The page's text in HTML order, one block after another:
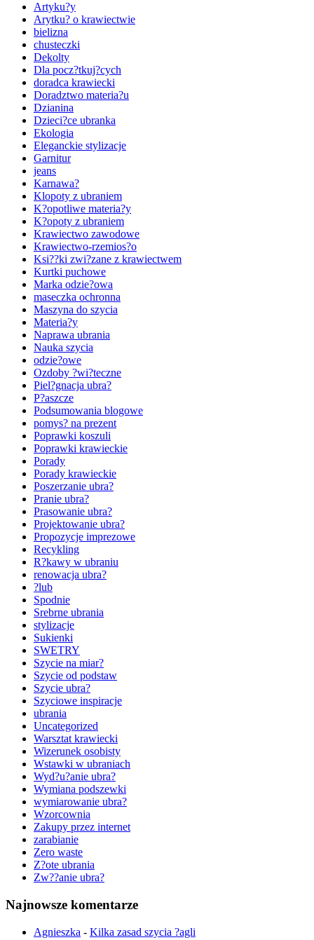
Artyku?y
Arytku? o krawiectwie
bielizna
chusteczki
Dekolty
Dla pocz?tkuj?cych
doradca krawiecki
Doradztwo materia?u
Dzianina
Dzieci?ce ubranka
Ekologia
Eleganckie stylizacje
Garnitur
jeans
Karnawa?
Klopoty z ubraniem
K?opotliwe materia?y
K?opoty z ubraniem
Krawiectwo zawodowe
Krawiectwo-rzemios?o
Ksi??ki zwi?zane z krawiectwem
Kurtki puchowe
Marka odzie?owa
maseczka ochronna
Maszyna do szycia
Materia?y
Naprawa ubrania
Nauka szycia
odzie?owe
Ozdoby ?wi?teczne
Piel?gnacja ubra?
P?aszcze
Podsumowania blogowe
pomys? na prezent
Poprawki koszuli
Poprawki krawieckie
Porady
Porady krawieckie
Poszerzanie ubra?
Pranie ubra?
Prasowanie ubra?
Projektowanie ubra?
Propozycje imprezowe
Recykling
R?kawy w ubraniu
renowacja ubra?
?lub
Spodnie
Srebrne ubrania
stylizacje
Sukienki
SWETRY
Szycie na miar?
Szycie od podstaw
Szycie ubra?
Szyciowe inspiracje
ubrania
Uncategorized
Warsztat krawiecki
Wizerunek osobisty
Wstawki w ubraniach
Wyd?u?anie ubra?
Wymiana podszewki
wymiarowanie ubra?
Wzorcownia
Zakupy przez internet
zarabianie
Zero waste
Z?ote ubrania
Zw??anie ubra?
Najnowsze komentarze
Agnieszka - Kilka zasad szycia ?agli